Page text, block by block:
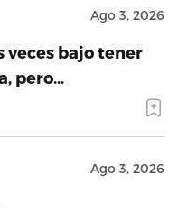
Ago 3, 2026
veces bajo tener
pero…
Ago 3, 2026